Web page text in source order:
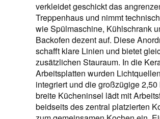
verkleidet geschickt das
Treppenhaus und nimmt
wie Spülmaschine, Kühlschrank
Backofen dezent auf. Diese
schafft klare Linien und bietet
zusätzlichen Stauraum. In die
Arbeitsplatten wurden Lichtquellen
integriert und die großzügige 2,50
breite Kücheninsel lädt mit
beidseits des zentral platzierten